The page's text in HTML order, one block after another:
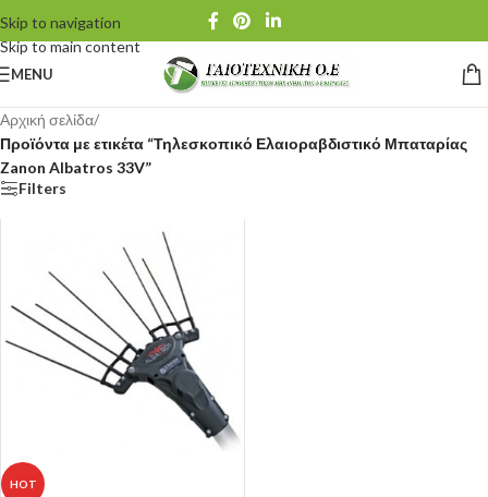
Skip to navigation
Skip to main content
MENU
Αρχική σελίδα/
Προϊόντα με ετικέτα “Τηλεσκοπικό Ελαιοραβδιστικό Μπαταρίας
Zanon Albatros 33V”
Filters
HOT